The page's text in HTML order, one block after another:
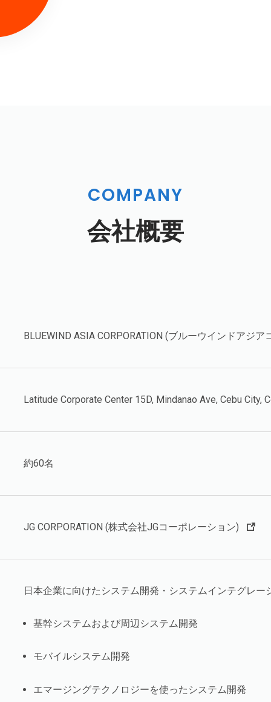
COMPANY
会社概要
BLUEWIND ASIA CORPORATION (ブルーウインドアジア
Latitude Corporate Center 15D, Mindanao Ave, Cebu City,
約60名
JG CORPORATION (株式会社JGコーポレーション)
日本企業に向けたシステム開発・システムインテグレー
基幹システムおよび周辺システム開発
モバイルシステム開発
エマージングテクノロジーを使ったシステム開発